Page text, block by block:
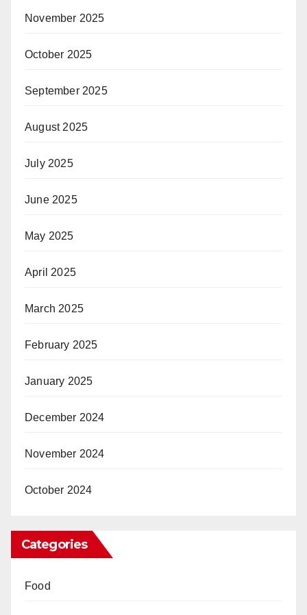
November 2025
October 2025
September 2025
August 2025
July 2025
June 2025
May 2025
April 2025
March 2025
February 2025
January 2025
December 2024
November 2024
October 2024
Categories
Food